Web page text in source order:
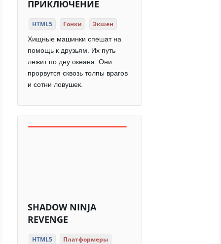
ПРИКЛЮЧЕНИЕ
HTML5 Гонки Экшен
Хищные машинки спешат на
помощь к друзьям. Их путь
лежит по дну океана. Они
прорвутся сквозь толпы врагов
и сотни ловушек.
SHADOW NINJA
REVENGE
HTML5
Платформеры